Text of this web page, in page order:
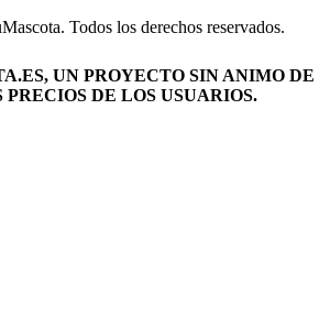
Todos los derechos reservados.
UN PROYECTO SIN ANIMO
DE LOS USUARIOS.